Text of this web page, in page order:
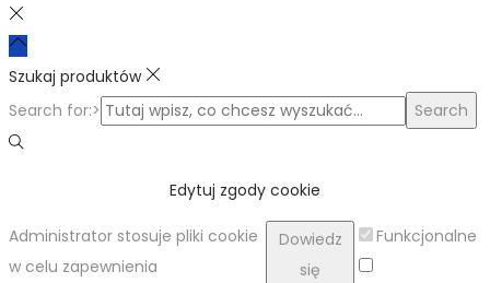
Szukaj produktów
Search for:>
Search
Edytuj zgody cookie
Administrator stosuje pliki cookie
w celu zapewnienia
Dowiedz
się
Funkcjonalne